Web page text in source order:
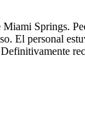
Springs.
El personal